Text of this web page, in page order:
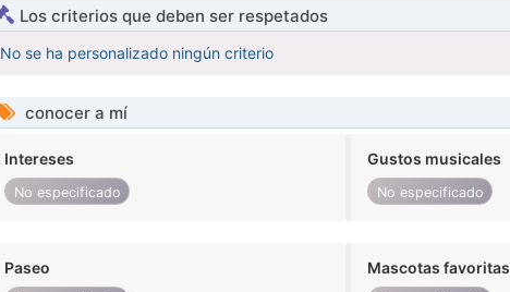
Los criterios que deben ser respetados
No se ha personalizado ningún criterio
conocer a mí
Intereses
No especificado
Gustos musicales
No especificado
Paseo Mascotas favoritas